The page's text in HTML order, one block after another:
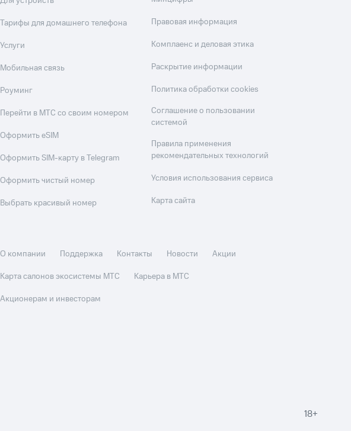
Тарифы для домашнего телефона
Услуги
Мобильная связь
Роуминг
Перейти в МТС со своим номером
Оформить eSIM
Оформить SIM-карту в Telegram
Оформить чистый номер
Выбрать красивый номер
Правовая информация
Комплаенс и деловая этика
Раскрытие информации
Политика обработки cookies
Соглашение о пользовании
системой
Правила применения
рекомендательных технологий
Условия использования сервиса
Карта сайта
О компании Поддержка Контакты Новости
Акции
Карта салонов экосистемы МТС
Карьера в МТС
Акционерам и инвесторам
18+